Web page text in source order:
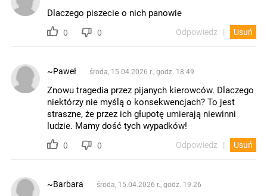
Dlaczego piszecie o nich panowie
0 0 Odpowiedz Usuń
~Paweł środa, 15.04.2026 r., godz. 18.49
Znowu tragedia przez pijanych kierowców. Dlaczego
niektórzy nie myślą o konsekwencjach? To jest
straszne, że przez ich głupotę umierają niewinni
ludzie. Mamy dość tych wypadków!
0 0 Odpowiedz Usuń
~Barbara środa, 15.04.2026 r., godz. 19.26